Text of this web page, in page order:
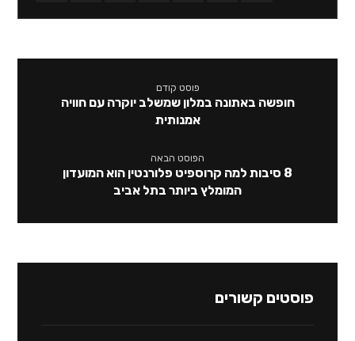
פוסט קודם
חופשה באתונה במלון שמשלב יוקרה עם חוויה
אמנותית
הפוסט הבאה
8 סיבות למה קרוספיט פלורנטין הוא המועדון
המומלץ ביותר בתל אביב
פוסטים קשורים